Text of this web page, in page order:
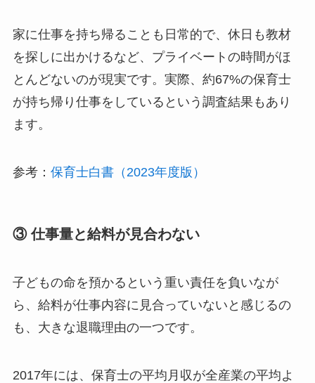
家に仕事を持ち帰ることも日常的で、休日も教材
を探しに出かけるなど、プライベートの時間がほ
とんどないのが現実です。実際、約67%の保育士
が持ち帰り仕事をしているという調査結果もあり
ます。
参考： 保育士白書（2023年度版）
③ 仕事量と給料が見合わない
子どもの命を預かるという重い責任を負いなが
ら、給料が仕事内容に見合っていないと感じるの
も、大きな退職理由の一つです。
2017年には、保育士の平均月収が全産業の平均よ